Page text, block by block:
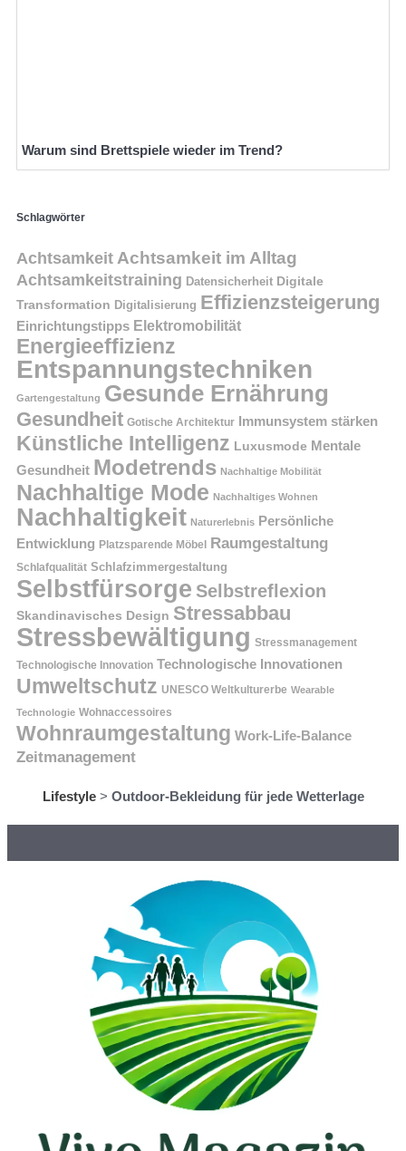
Warum sind Brettspiele wieder im Trend?
Schlagwörter
Achtsamkeit Achtsamkeit im Alltag
Achtsamkeitstraining Datensicherheit Digitale
Transformation Digitalisierung Effizienzsteigerung
Einrichtungstipps Elektromobilität
Energieeffizienz
Entspannungstechniken
Gartengestaltung Gesunde Ernährung
Gesundheit Gotische Architektur Immunsystem stärken
Künstliche Intelligenz Luxusmode Mentale
Gesundheit Modetrends Nachhaltige Mobilität
Nachhaltige Mode Nachhaltiges Wohnen
Nachhaltigkeit Naturerlebnis Persönliche
Entwicklung Platzsparende Möbel Raumgestaltung
Schlafqualität Schlafzimmergestaltung
Selbstfürsorge Selbstreflexion
Skandinavisches Design Stressabbau
Stressbewältigung Stressmanagement
Technologische Innovation Technologische Innovationen
Umweltschutz UNESCO Weltkulturerbe Wearable
Technologie Wohnaccessoires
Wohnraumgestaltung Work-Life-Balance
Zeitmanagement
Lifestyle> Outdoor-Bekleidung für jede Wetterlage